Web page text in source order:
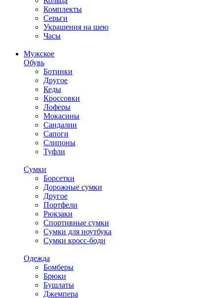
Комплекты
Серьги
Украшения на шею
Часы
Мужское
Обувь
Ботинки
Другое
Кеды
Кроссовки
Лоферы
Мокасины
Сандалии
Сапоги
Слипоны
Туфли
Сумки
Борсетки
Дорожные сумки
Другое
Портфели
Рюкзаки
Спортивные сумки
Сумки для ноутбука
Сумки кросс-боди
Одежда
Бомберы
Брюки
Бушлаты
Джемпера